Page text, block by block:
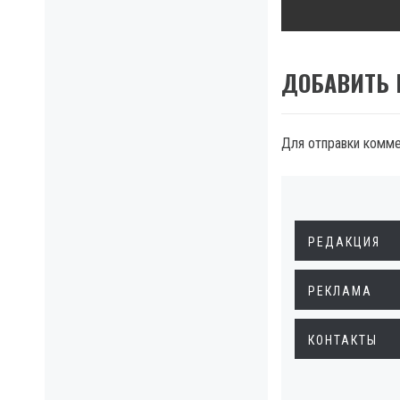
ДОБАВИТЬ
Для отправки
РЕДАКЦИЯ
РЕКЛАМА
КОНТАКТЫ